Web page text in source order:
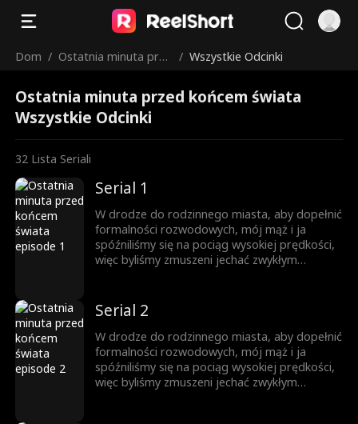
Dom / Ostatnia minuta prze
/ Wszystkie Odcinki
Ostatnia minuta przed końcem świata
Wszystkie Odcinki
32 Lista Seriali
Serial 1
W drodze do rodzinnego miasta, aby dopełnić
formalności rozwodowych, mój mąż i ja
spóźniliśmy się na pociąg wysokiej prędkości,
więc byliśmy zmuszeni jechać zwykłym
i wszyscy pasażerowie w pociągu zginęli. Los
sprawił, że odrodziłam się i wróciłam godzinę
przed śmiercią. W tym momencie jasno
uświadomiłam sobie, że istnieje tylko jeden
sposób, aby uratować los wszystkich
pasażerów – zatrzymać pociąg i pozwolić
Serial 2
W drodze do rodzinnego miasta, aby dopełnić
formalności rozwodowych, mój mąż i ja
spóźniliśmy się na pociąg wysokiej prędkości,
więc byliśmy zmuszeni jechać zwykłym